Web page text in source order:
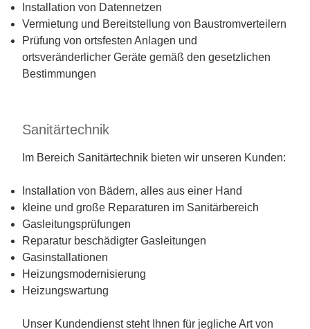
Installation von Datennetzen
Vermietung und Bereitstellung von Baustromverteilern
Prüfung von ortsfesten Anlagen und
ortsveränderlicher Geräte gemäß den gesetzlichen
Bestimmungen
Sanitärtechnik
Im Bereich Sanitärtechnik bieten wir unseren Kunden:
Installation von Bädern, alles aus einer Hand
kleine und große Reparaturen im Sanitärbereich
Gasleitungsprüfungen
Reparatur beschädigter Gasleitungen
Gasinstallationen
Heizungsmodernisierung
Heizungswartung
Unser Kundendienst steht Ihnen für jegliche Art von